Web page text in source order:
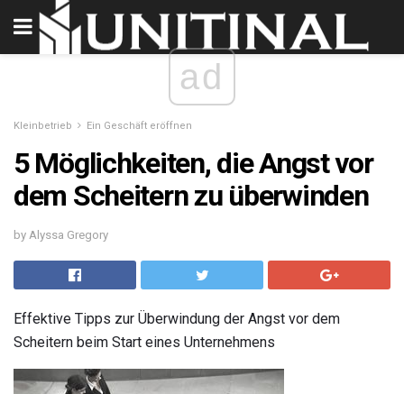
ad
Kleinbetrieb Ein Geschäft eröffnen
5 Möglichkeiten, die Angst vor
dem Scheitern zu überwinden
by Alyssa Gregory
Effektive Tipps zur Überwindung der Angst vor dem
Scheitern beim Start eines Unternehmens